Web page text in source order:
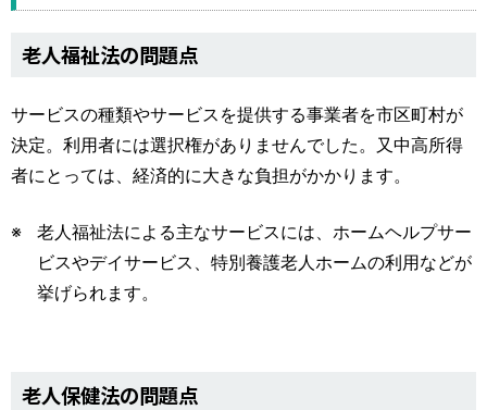
老人福祉法の問題点
サービスの種類やサービスを提供する事業者を市区町村が
決定。利用者には選択権がありませんでした。又中高所得
者にとっては、経済的に大きな負担がかかります。
老人福祉法による主なサービスには、ホームヘルプサー
ビスやデイサービス、特別養護老人ホームの利用などが
挙げられます。
老人保健法の問題点